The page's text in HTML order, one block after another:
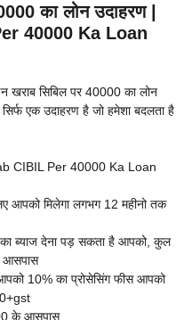
का लोन उदाहरण |
40000 Ka Loan
सिबिल पर 40000 का लोन
एक उदाहरण है जो हमेशा बदलता है
CIBIL Per 40000 Ka Loan
आपको मिलेगा लगभग 12 महीनो तक
ब्याज देना पड़ सकता है आपको, कुल
आसपास
10% का प्रोसेसिंग फीस आपको
के आसपास